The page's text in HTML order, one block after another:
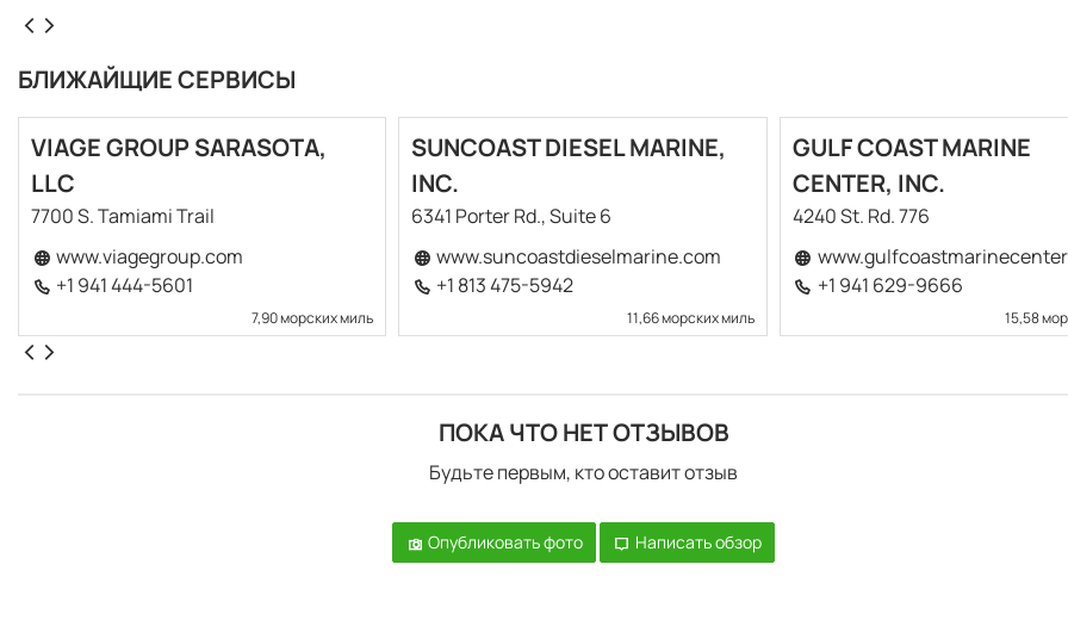
БЛИЖАЙЩИЕ СЕРВИСЫ
VIAGE GROUP SARASOTA,
LLC
7700 S. Tamiami Trail
www.viagegroup.com
+1 941 444-5601
7,90 морских миль
SUNCOAST DIESEL MARINE,
INC.
6341 Porter Rd., Suite 6
www.suncoastdieselmarine.com
+1 813 475-5942
11,66 морских миль
GULF COAST MARINE
CENTER, INC.
4240 St. Rd. 776
+1 941 629-9666
15,58
ПОКА ЧТО НЕТ ОТЗЫВОВ
Будьте первым, кто оставит отзыв
Опубликовать фото Написать обзор